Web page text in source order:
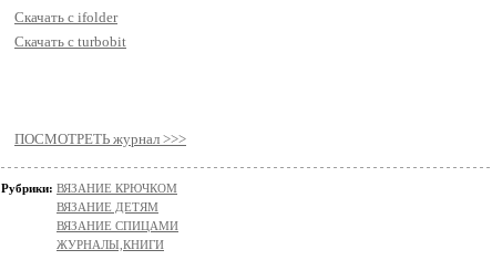
Скачать с ifolder
Скачать с turbobit
ПОСМОТРЕТЬ журнал >>>
Рубрики: ВЯЗАНИЕ КРЮЧКОМ
ВЯЗАНИЕ ДЕТЯМ
ВЯЗАНИЕ СПИЦАМИ
ЖУРНАЛЫ,КНИГИ